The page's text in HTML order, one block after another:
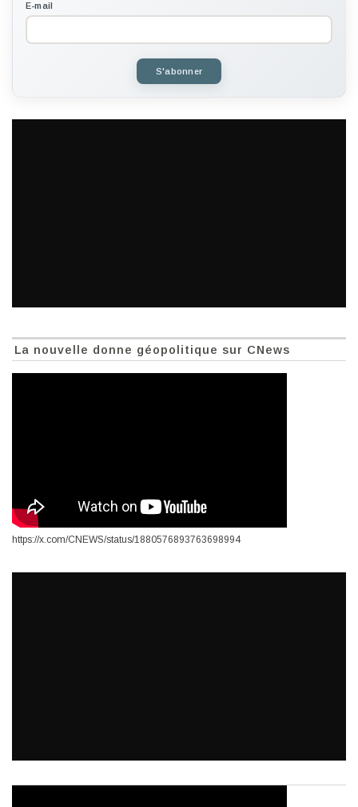
E-mail
S'abonner
La nouvelle donne géopolitique sur CNews
https://x.com/CNEWS/status/1880576893763698994